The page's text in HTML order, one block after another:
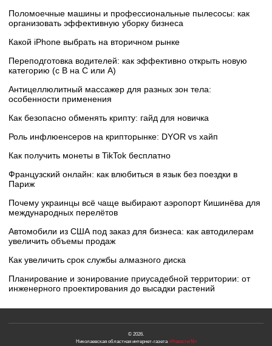
Поломоечные машины и профессиональные пылесосы: как
организовать эффективную уборку бизнеса
Какой iPhone выбрать на вторичном рынке
Переподготовка водителей: как эффективно открыть новую
категорию (с B на C или А)
Антицеллюлитный массажер для разных зон тела:
особенности применения
Как безопасно обменять крипту: гайд для новичка
Роль инфлюенсеров на крипторынке: DYOR vs хайп
Как получить монеты в TikTok бесплатно
Французский онлайн: как влюбиться в язык без поездки в
Париж
Почему украинцы всё чаще выбирают аэропорт Кишинёва для
международных перелётов
Автомобили из США под заказ для бизнеса: как автодилерам
увеличить объемы продаж
Как увеличить срок службы алмазного диска
Планирование и зонирование приусадебной территории: от
инженерного проектирования до высадки растений
© 2026.
Николаевская областная интернет-газета «Новости N»